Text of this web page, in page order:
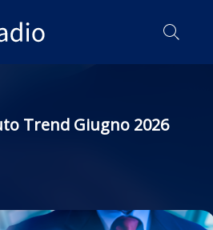
Trend Giugno 2026